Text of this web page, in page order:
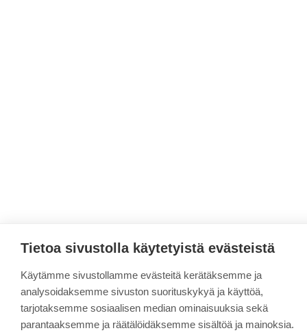
Tietoa sivustolla käytetyistä evästeistä
Käytämme sivustollamme evästeitä kerätäksemme ja
analysoidaksemme sivuston suorituskykyä ja käyttöä,
tarjotaksemme sosiaalisen median ominaisuuksia sekä
parantaaksemme ja räätälöidäksemme sisältöä ja mainoksia.